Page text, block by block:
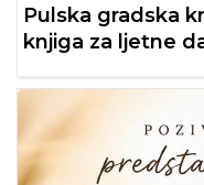
Pulska gradska
knjiga za ljetne